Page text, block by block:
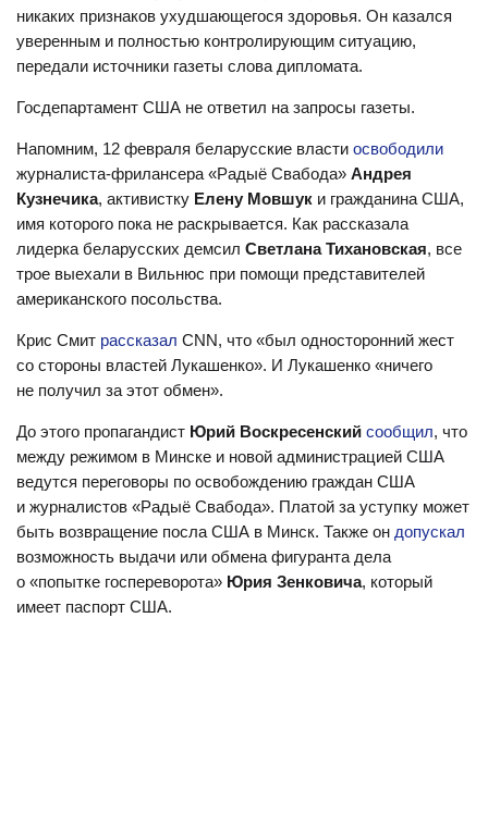
никаких признаков ухудшающегося здоровья. Он казался
уверенным и полностью контролирующим ситуацию,
передали источники газеты слова дипломата.
Госдепартамент США не ответил на запросы газеты.
Напомним, 12 февраля беларусские власти освободили
журналиста-фрилансера «Радыё Свабода» Андрея
Кузнечика, активистку Елену Мовшук и гражданина США,
имя которого пока не раскрывается. Как рассказала
лидерка беларусских демсил Светлана Тихановская, все
трое выехали в Вильнюс при помощи представителей
американского посольства.
Крис Смит рассказал CNN, что «был односторонний жест
со стороны властей Лукашенко». И Лукашенко «ничего
не получил за этот обмен».
До этого пропагандист Юрий Воскресенский сообщил, что
между режимом в Минске и новой администрацией США
ведутся переговоры по освобождению граждан США
и журналистов «Радыё Свабода». Платой за уступку может
быть возвращение посла США в Минск. Также он допускал
возможность выдачи или обмена фигуранта дела
о «попытке госпереворота» Юрия Зенковича, который
имеет паспорт США.